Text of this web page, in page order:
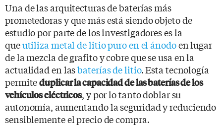
Una de las arquitecturas de baterías más
prometedoras y que más está siendo objeto de
estudio por parte de los investigadores es la
queutiliza metal de litio puro en el ánodoen lugar
de la mezcla de grafito y cobre que se usa en la
actualidad en lasbaterías de litio. Esta tecnología
permiteduplicar la capacidad de las baterías de los
vehículos eléctricos, y por lo tanto doblar su
autonomía, aumentando la seguridad y reduciendo
sensiblemente el precio de compra.